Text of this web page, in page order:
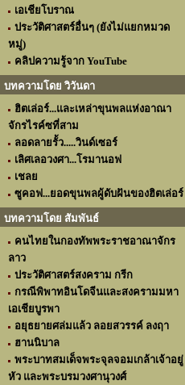
เอเชียโบราณ
ประวัติศาสตร์อื่นๆ (ยังไม่แยกหมวด
หมู่)
คลิปความรู้จาก YouTube
บทความโดย วิวันดา
ฮิตเล่อร์...และเหล่าขุนพลแห่งอาณา
จักรไรค์ซที่สาม
ลอดลายรั้ว.....วินด์เซอร์
เลิศเลอวงศา...โรมานอฟ
เชลย
ซูคอฟ...ยอดขุนพลผู้ดับฝันของฮิตเล่อร์
บทความโดย สัมพันธ์
คนไทยในกองทัพพระราชอาณาจักร
ลาว
ประวัติศาสตร์สงคราม กรีก
กรณีพิพาทอินโดจีนและสงครามมหา
เอเชียบูรพา
อยุธยายศล่มแล้ว ลอยสวรรค์ ลงฤา
ฮานนิบาล
พระบาทสมเด็จพระจุลจอมเกล้าเจ้าอยู่
หัว และพระบรมวงศานุวงศ์